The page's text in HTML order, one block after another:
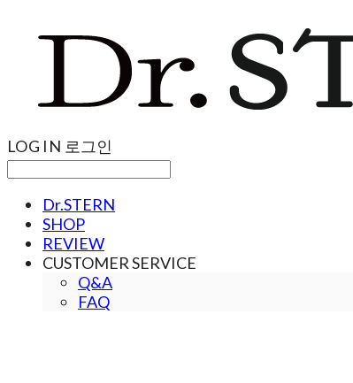
LOG IN 로그인
Dr.STERN
SHOP
REVIEW
CUSTOMER SERVICE
Q&A
FAQ